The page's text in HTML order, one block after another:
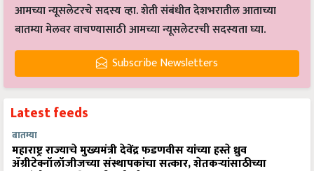
आमच्या न्यूसलेटरचे सदस्य व्हा. शेती संबंधीत देशभरातील आताच्या
बातम्या मेलवर वाचण्यासाठी आमच्या न्यूसलेटरची सदस्यता घ्या.
Subscribe Newsletters
Latest feeds
बातम्या
महाराष्ट्र राज्याचे मुख्यमंत्री देवेंद्र फडणवीस यांच्या हस्ते ध्रुव
ॲग्रीटेक्नॉलॉजीजच्या संस्थापकांचा सत्कार, शेतकऱ्यांसाठीच्या